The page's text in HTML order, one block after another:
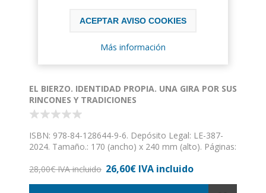
EL BIERZO. IDENTIDAD PROPIA. UNA GIRA POR SUS
RINCONES Y TRADICIONES
ISBN: 978-84-128644-9-6. Depósito Legal: LE-387-
2024. Tamaño.: 170 (ancho) x 240 mm (alto). Páginas:
con solapas. Seas foráneo —independientemente de
28,00€ IVA incluido 26,60€ IVA incluido
ACEPTAR AVISO COOKIES
Más información